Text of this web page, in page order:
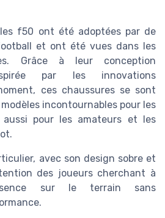
f50 ont été adoptées par de
et ont été vues dans les
Grâce à leur conception
par les innovations
ces chaussures se sont
incontournables pour les
aussi pour les amateurs et les
avec son design sobre et
des joueurs cherchant à
sur le terrain sans